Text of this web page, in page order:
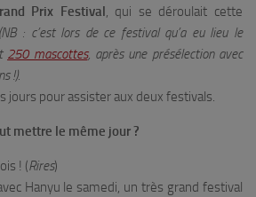
Prix Festival , qui se déroulait cette
(NB : c’est lors de ce festival qu’a eu lieu le
250 mascottes, après une présélection avec
!).
jours pour assister aux deux festivals.
mettre le même jour ?
! (Rires)
Hanyu le samedi, un très grand festival